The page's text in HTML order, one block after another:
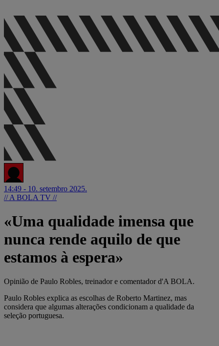
14:49 - 10. setembro 2025.
// A BOLA TV //
«Uma qualidade imensa que
nunca rende aquilo de que
estamos à espera»
Opinião de Paulo Robles, treinador e comentador d'A BOLA.
Paulo Robles explica as escolhas de Roberto Martinez, mas
considera que algumas alterações condicionam a qualidade da
seleção portuguesa.